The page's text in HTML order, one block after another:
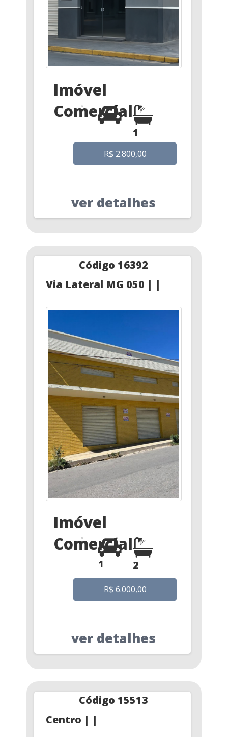
Imóvel
Comercial
1
R$ 2.800,00
ver detalhes
Código 16392
Via Lateral MG 050 | |
Imóvel
Comercial
1 2
R$ 6.000,00
ver detalhes
Código 15513
Centro | |